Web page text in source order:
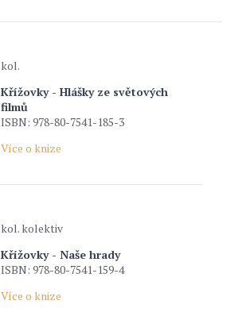
kol.
Křížovky - Hlášky ze světových
filmů
ISBN: 978-80-7541-185-3
Více o knize
kol. kolektiv
Křížovky - Naše hrady
ISBN: 978-80-7541-159-4
Více o knize